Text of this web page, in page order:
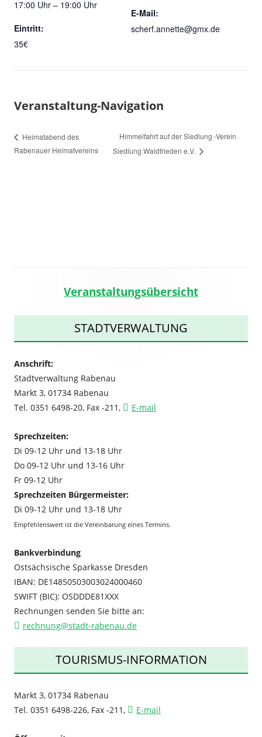
17:00 Uhr – 19:00 Uhr
Eintritt:
35€
E-Mail:
scherf.annette@gmx.de
Veranstaltung-Navigation
Heimatabend des
Rabenauer Heimatvereins
Himmelfahrt auf der Siedlung -Verein
Siedlung Waldfrieden e.V.
Seitenleiste
Veranstaltungsübersicht
STADTVERWALTUNG
Anschrift:
Stadtverwaltung Rabenau
Markt 3, 01734 Rabenau
Tel. 0351 6498-20, Fax -211,
E-mail
Sprechzeiten:
Di 09-12 Uhr und 13-18 Uhr
Do 09-12 Uhr und 13-16 Uhr
Fr 09-12 Uhr
Sprechzeiten Bürgermeister:
Di 09-12 Uhr und 13-18 Uhr
Empfehlenswert ist die Vereinbarung eines Termins.
Bankverbindung
Ostsächsische Sparkasse Dresden
IBAN: DE14850503003024000460
SWIFT (BIC): OSDDDE81XXX
Rechnungen senden Sie bitte an:
rechnung@stadt-rabenau.de
TOURISMUS-INFORMATION
Markt 3, 01734 Rabenau
Tel. 0351 6498-226, Fax -211,
E-mail